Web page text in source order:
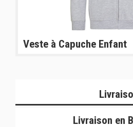
Veste à Capuche Enfant
Livraison en